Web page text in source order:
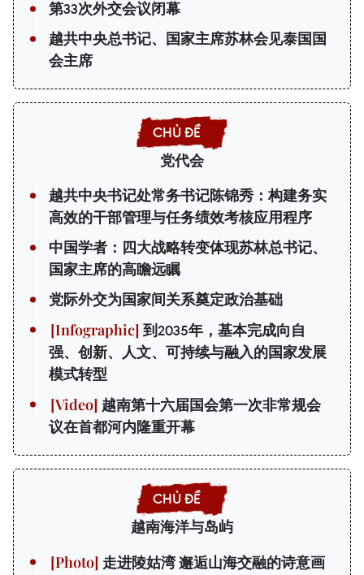
第33次外交会议闭幕
越共中央总书记、国家主席苏林会见泰国国
会主席
党代会
越共中央书记处常务书记陈锦秀：构建务实
高效的干部管理与任务绩效考核应用程序
中国学者：四大战略转变体现苏林总书记、
国家主席的高瞻远瞩
党际外交为国家间关系奠定政治基础
到2035年，基本完成向自
强、创新、人文、可持续与融入的国家发展
模式转型
越南第十六届国会第一次非常规会
议在首都河内隆重开幕
越南海洋与岛屿
走进陵姑湾 邂逅山海交融的诗意画